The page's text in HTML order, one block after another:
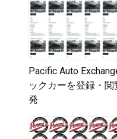
Pacific Auto
ックカーを登録・
発